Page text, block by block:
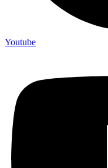
Youtube